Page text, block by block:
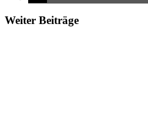
Weiter Beiträge